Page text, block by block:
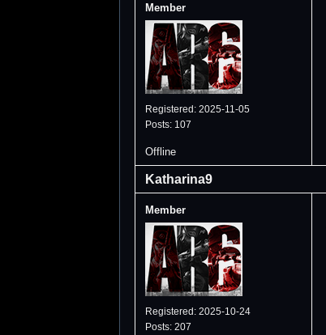
Member
Registered: 2025-11-05
Posts: 107
Offline
Katharina9
Member
Registered: 2025-10-24
Posts: 207